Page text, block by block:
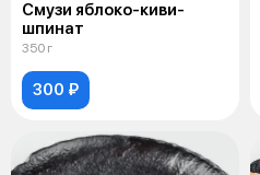
Смузи яблоко-киви-
шпинат
350 г
300 ₽